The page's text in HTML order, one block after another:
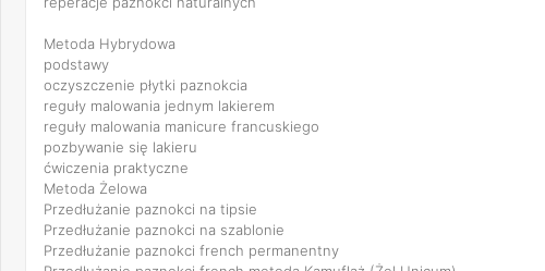
Metoda Hybrydowa
podstawy
oczyszczenie płytki paznokcia
reguły malowania jednym lakierem
reguły malowania manicure francuskiego
pozbywanie się lakieru
ćwiczenia praktyczne
Metoda Żelowa
Przedłużanie paznokci na tipsie
Przedłużanie paznokci na szablonie
Przedłużanie paznokci french permanentny